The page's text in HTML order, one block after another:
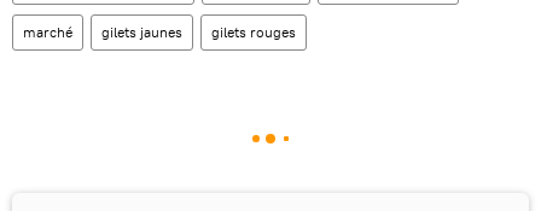
marché gilets jaunes gilets rouges